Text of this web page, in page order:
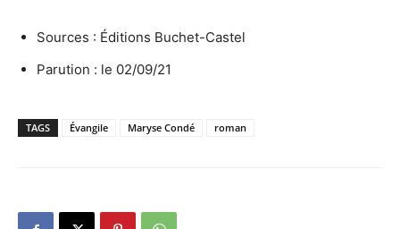
Sources : Éditions Buchet-Castel
Parution : le 02/09/21
TAGS Évangile Maryse Condé roman